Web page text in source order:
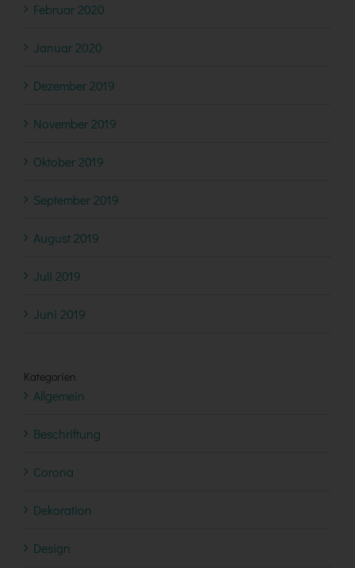
Februar 2020
Januar 2020
Dezember 2019
November 2019
Oktober 2019
September 2019
August 2019
Juli 2019
Juni 2019
Kategorien
Allgemein
Beschriftung
Corona
Dekoration
Design